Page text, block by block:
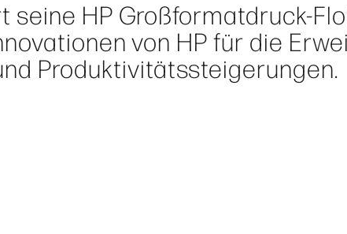
seine HP Großformatdruck-
von HP für die
Produktivitätssteigerungen.